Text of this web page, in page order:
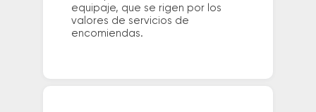
equipaje, que se rigen por los
valores de servicios de
encomiendas.